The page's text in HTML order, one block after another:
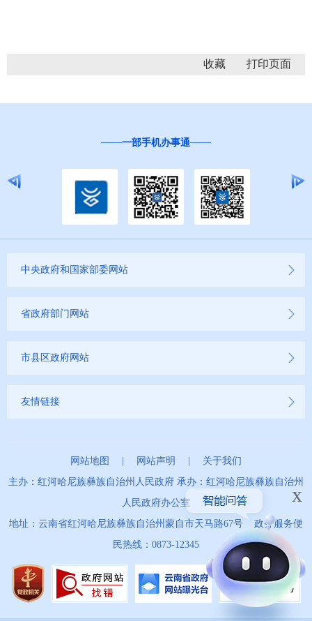
收藏
一部手机办事通
中央政府和国家部委网站
省政府部门网站
市县区政府网站
友情链接
网站地图 网站声明
关于我们
主办：红河哈尼族彝族自治州人民政府 承办：红河哈尼族彝族自治州
人民政府办公室
地址：云南省红河哈尼族彝族自治州蒙自市天马路67号 政务服务便
民热线：0873-12345
x